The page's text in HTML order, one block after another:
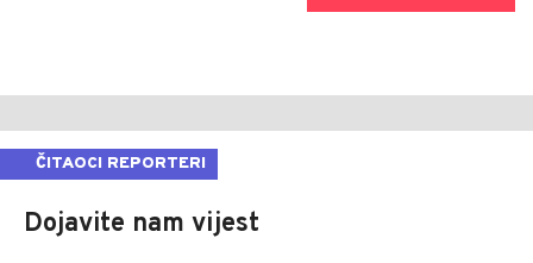
ČITAOCI REPORTERI
Dojavite nam vijest